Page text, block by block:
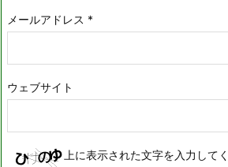
メールアドレス *
ウェブサイト
上に表示された文字を入力して